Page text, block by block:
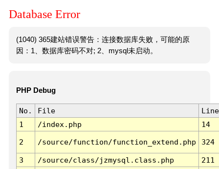
Database Error
(1040) 365建站错误警告：连接数据库失败，可能的原
因：1、数据库密码不对; 2、mysql未启动。
PHP Debug
No. File
Line
1
/index.php 14
2 /source/function/function_extend.php 324
3 /source/class/jzmysql.class.php
211